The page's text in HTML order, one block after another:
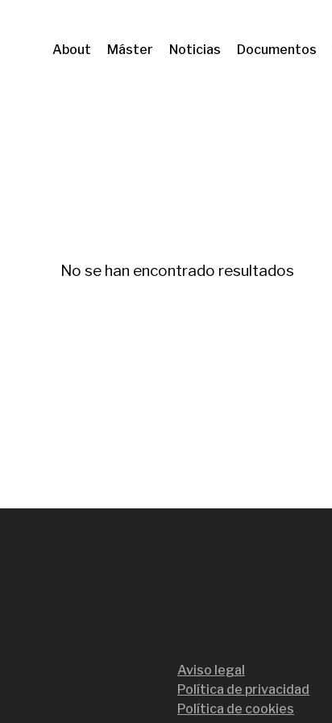
About Máster Noticias Documentos
No se han encontrado resultados
Aviso legal
Política de privacidad
Política de cookies